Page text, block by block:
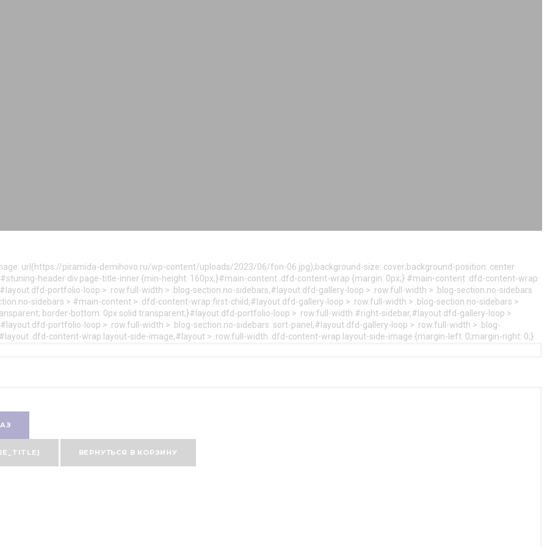
url(https://piramida-demihovo.ru/wp-content/uploads/2023/06/fon-06.jpg);background-size: cover;background-position: center
header div.page-title-inner {min-height: 160px;}#main-content .dfd-content-wrap {margin: 0px;} #main-content .dfd-content-wrap
portfolio-loop > .row.full-width > .blog-section.no-sidebars,#layout.dfd-gallery-loop > .row.full-width > .blog-section.no-sidebars
sidebars > #main-content > .dfd-content-wrap:first-child,#layout.dfd-gallery-loop > .row.full-width > .blog-section.no-sidebars >
border-bottom: 0px solid transparent;}#layout.dfd-portfolio-loop > .row.full-width #right-sidebar,#layout.dfd-gallery-loop >
portfolio-loop > .row.full-width > .blog-section.no-sidebars .sort-panel,#layout.dfd-gallery-loop > .row.full-width > .blog-
.dfd-content-wrap.layout-side-image,#layout > .row.full-width .dfd-content-wrap.layout-side-image {margin-left: 0;margin-right: 0;}
ВЕРНУТЬСЯ В КОРЗИНУ